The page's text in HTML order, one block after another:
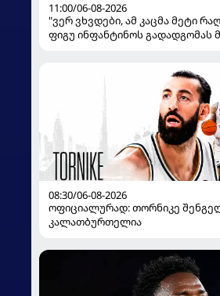
11:00/06-08-2026
"ვერ ვხვდები, ამ კაცმა მეტი
ფიგუ ინფანტინოს გადადგომას
08:30/06-08-2026
ოფიციალურად: თორნიკე
კალათბურთელია